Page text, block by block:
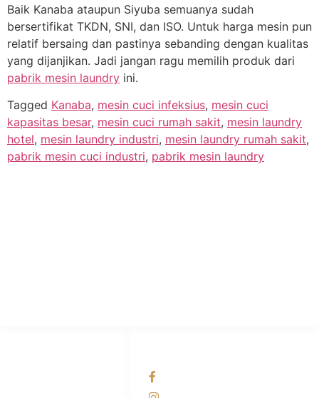
Baik Kanaba ataupun Siyuba semuanya sudah
bersertifikat TKDN, SNI, dan ISO. Untuk harga mesin pun
relatif bersaing dan pastinya sebanding dengan kualitas
yang dijanjikan. Jadi jangan ragu memilih produk dari
pabrik mesin laundry ini.
Tagged Kanaba, mesin cuci infeksius, mesin cuci
kapasitas besar, mesin cuci rumah sakit, mesin laundry
hotel, mesin laundry industri, mesin laundry rumah sakit,
pabrik mesin cuci industri, pabrik mesin laundry